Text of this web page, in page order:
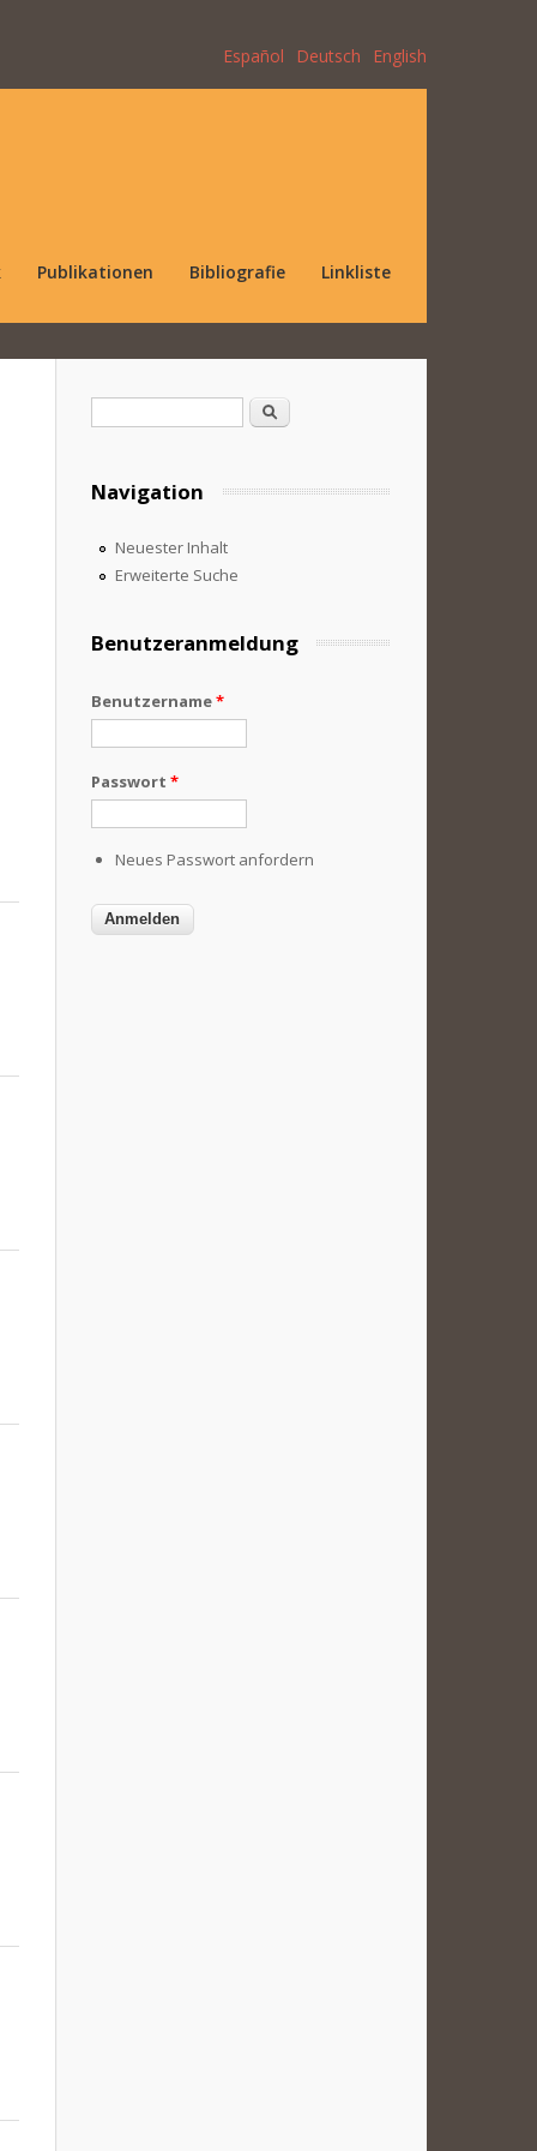
Español Deutsch English
Publikationen Bibliografie Linkliste
Suche
Navigation
Neuester Inhalt
Erweiterte Suche
Benutzeranmeldung
Benutzername*
Passwort *
Neues Passwort anfordern